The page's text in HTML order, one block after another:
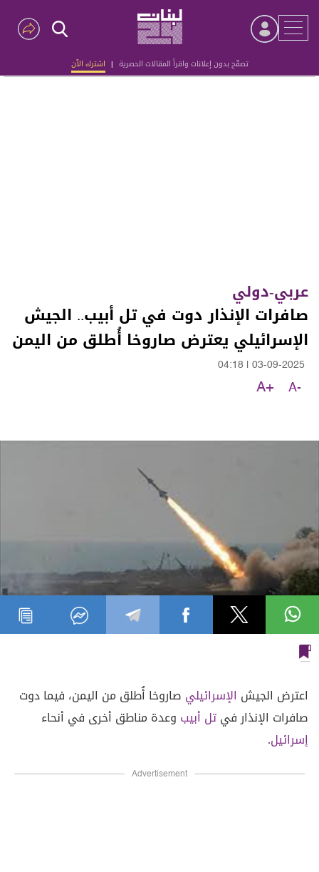
تصفّح بدون إعلانات واقرأ المقالات الحصرية | اشترك الآن
Advertisement
عربي-دولي
صافرات الإنذار دوت في تل أبيب.. الجيش
الإسرائيلي يعترض صاروخا أُطلق من اليمن
03-09-2025
04:18
A-
A+
اعترض الجيش الإسرائيلي صاروخا أُطلق من اليمن، فيما دوت
صافرات الإنذار فيتل أبيب وعدة مناطق أخرى في أنحاء
إسرائيل.
Advertisement